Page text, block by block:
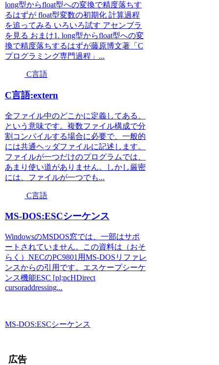
long型からfloat型への変換で精度落ちす
るはずが float型変数の初期化 計算過程
を追ってみる いろいろ試す アセンブラ
を見る おまけ1. long型からfloat型への変
換で精度落ちするはずが藤原博文著「C
プログラミング専門過程」...
C言語
C言語:extern
全ファイル中のどこかに定義してある、
という意味です。複数ファイル構成で分
割コンパイルする場合に必要で、一般的
には共通ヘッダファイルに記述します。
ファイルが一つだけのプログラムでは、
あまり使い道がありません。しかし厳密
には、ファイルが一つでも...
C言語
MS-DOS:ESCシーケンス
WindowsのMSDOS窓では、一部はサポ
ートされていません。この資料は（おそ
らく）NECのPC9801用MS-DOSリファレ
ンスからの引用です。エスケープシーケ
ンス機能ESC [pl;pcHDirect
cursoraddressing...
MS-DOS:ESCシーケンス
広告